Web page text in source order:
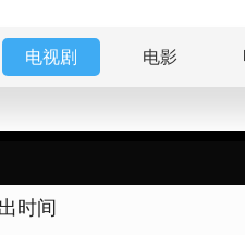
电视剧 电影
时间